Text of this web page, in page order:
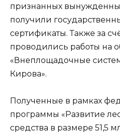
признанных
получили
сертификаты. Также за
проводились работы на
«Внеплощадочные
Кирова».
Полученные в рамках
программы «Развитие
средства в размере 51,5